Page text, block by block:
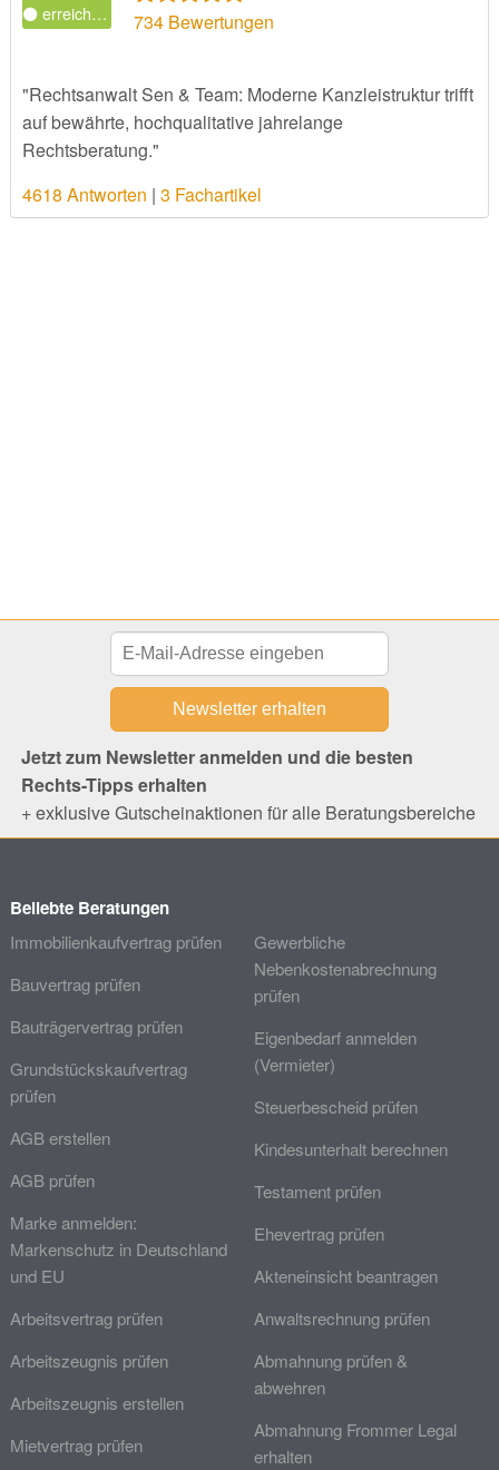
erreichbar 734Bewertungen
"Rechtsanwalt Sen & Team: Moderne Kanzleistruktur trifft
auf bewährte, hochqualitative jahrelange
Rechtsberatung."
4618 Antworten | 3 Fachartikel
Jetzt zum Newsletter anmelden und die besten
Rechts-Tipps erhalten
+ exklusive Gutscheinaktionen für alle Beratungsbereiche
Beliebte Beratungen
Immobilienkaufvertrag prüfen
Bauvertrag prüfen
Bauträgervertrag prüfen
Grundstückskaufvertrag
prüfen
AGB erstellen
AGB prüfen
Marke anmelden:
Markenschutz in Deutschland
und EU
Arbeitsvertrag prüfen
Arbeitszeugnis prüfen
Arbeitszeugnis erstellen
Mietvertrag prüfen
Gewerbliche
Nebenkostenabrechnung
prüfen
Eigenbedarf anmelden
(Vermieter)
Steuerbescheid prüfen
Kindesunterhalt berechnen
Testament prüfen
Ehevertrag prüfen
Akteneinsicht beantragen
Anwaltsrechnung prüfen
Abmahnung prüfen &
abwehren
Abmahnung Frommer Legal
erhalten